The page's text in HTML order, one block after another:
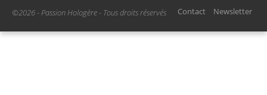
©2026 - Passion Hologère - Tous droits réservés Contact Newsletter